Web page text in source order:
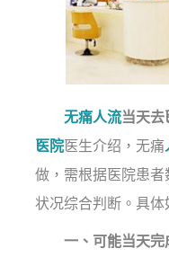
无痛人流当天去
医院医生介绍，无痛
做，需根据医院患
状况综合判断。具体
一、可能当天完